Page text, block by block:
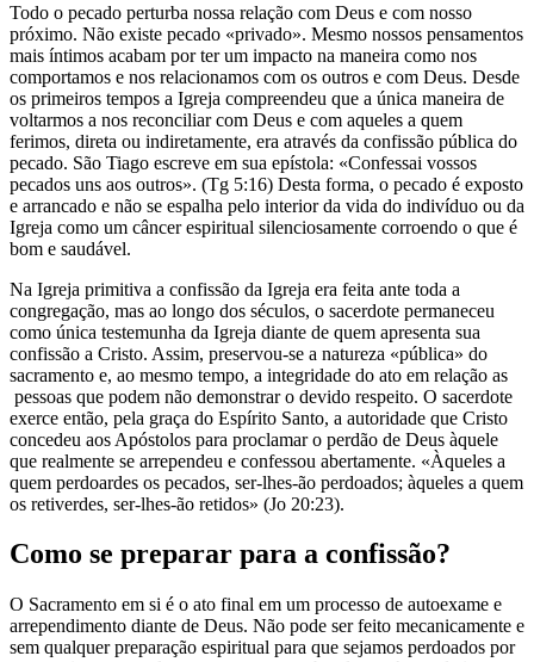
Todo o pecado perturba nossa relação com Deus e com nosso
próximo. Não existe pecado «privado». Mesmo nossos pensamentos
mais íntimos acabam por ter um impacto na maneira como nos
comportamos e nos relacionamos com os outros e com Deus. Desde
os primeiros tempos a Igreja compreendeu que a única maneira de
voltarmos a nos reconciliar com Deus e com aqueles a quem
ferimos, direta ou indiretamente, era através da confissão pública do
pecado. São Tiago escreve em sua epístola: «Confessai vossos
pecados uns aos outros». (Tg 5:16) Desta forma, o pecado é exposto
e arrancado e não se espalha pelo interior da vida do indivíduo ou da
Igreja como um câncer espiritual silenciosamente corroendo o que é
bom e saudável.
Na Igreja primitiva a confissão da Igreja era feita ante toda a
congregação, mas ao longo dos séculos, o sacerdote permaneceu
como única testemunha da Igreja diante de quem apresenta sua
confissão a Cristo. Assim, preservou-se a natureza «pública» do
sacramento e, ao mesmo tempo, a integridade do ato em relação as
pessoas que podem não demonstrar o devido respeito. O sacerdote
exerce então, pela graça do Espírito Santo, a autoridade que Cristo
concedeu aos Apóstolos para proclamar o perdão de Deus àquele
que realmente se arrependeu e confessou abertamente. «Àqueles a
quem perdoardes os pecados, ser-lhes-ão perdoados; àqueles a quem
os retiverdes, ser-lhes-ão retidos» (Jo 20:23).
Como se preparar para a confissão?
O Sacramento em si é o ato final em um processo de autoexame e
arrependimento diante de Deus. Não pode ser feito mecanicamente e
sem qualquer preparação espiritual para que sejamos perdoados por